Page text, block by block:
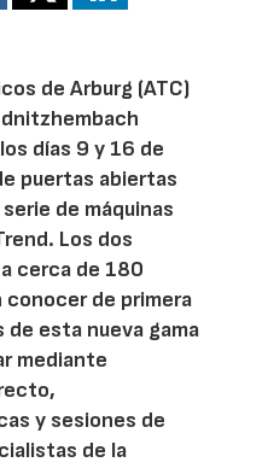
de Arburg (ATC)
días 9 y 16 de
puertas abiertas
de máquinas
Los dos
cerca de 180
de primera
esta nueva gama
mediante
y sesiones de
de la